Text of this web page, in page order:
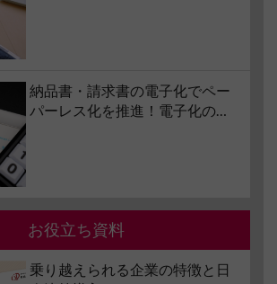
納品書・請求書の電子化でペー
パーレス化を推進！電子化の要
お役立ち資料
乗り越えられる企業の特徴と日